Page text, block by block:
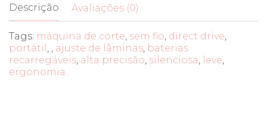
Descrição Avaliações (0)
Tags: máquina de corte, sem fio, direct drive,
portátil , , ajuste de lâminas, baterias
recarregáveis, alta precisão, silenciosa, leve,
ergonomia.